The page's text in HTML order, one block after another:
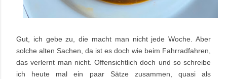
Gut, ich gebe zu, die macht man nicht jede Woche. Aber
solche alten Sachen, da ist es doch wie beim Fahrradfahren,
das verlernt man nicht. Offensichtlich doch und so schreibe
ich heute mal ein paar Sätze zusammen, quasi als